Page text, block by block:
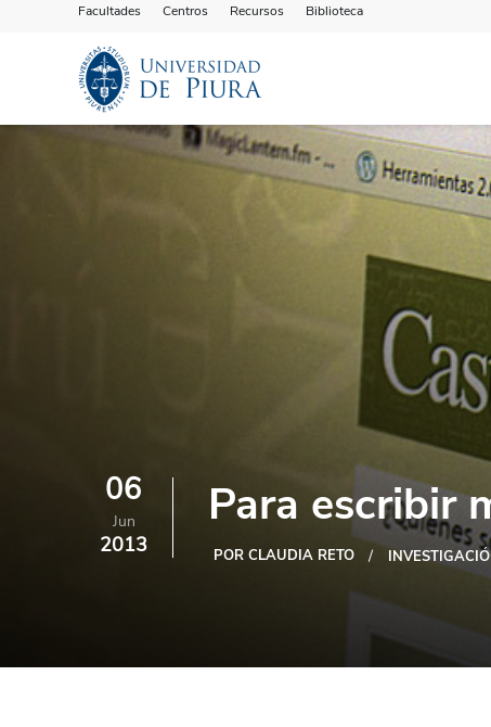
Facultades Centros Recursos Biblioteca
06
Jun
2013
Para escribir
POR CLAUDIA RETO